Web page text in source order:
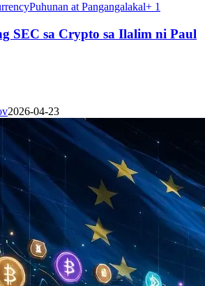
Puhunan at Pangangalakal+ 1
SEC sa Crypto sa Ilalim ni Paul
2026-04-23